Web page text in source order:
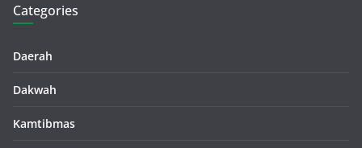
Categories
Daerah
Dakwah
Kamtibmas